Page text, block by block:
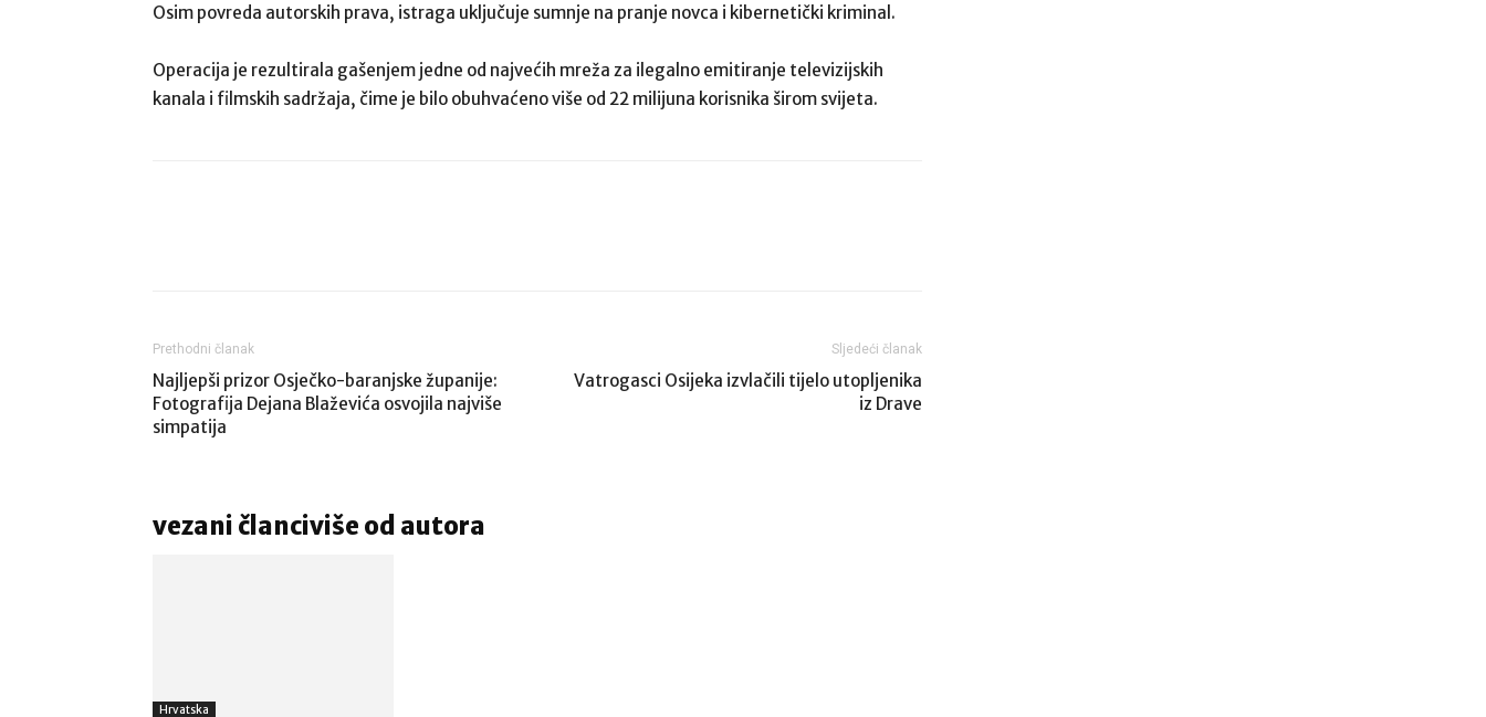
Osim povreda autorskih prava, istraga uključuje sumnje na pranje novca i kibernetički kriminal.
Operacija je rezultirala gašenjem jedne od najvećih mreža za ilegalno emitiranje televizijskih
kanala i filmskih sadržaja, čime je bilo obuhvaćeno više od 22 milijuna korisnika širom svijeta.
Prethodni članak
Najljepši prizor Osječko-baranjske županije:
Fotografija Dejana Blaževića osvojila najviše
simpatija
Sljedeći članak
Vatrogasci Osijeka izvlačili tijelo utopljenika
iz Drave
vezani članciviše od autora
Hrvatska